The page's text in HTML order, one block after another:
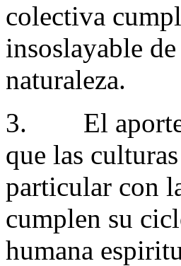
colectiva
insoslayable
naturaleza.
3. El aporte
que las
particular con
cumplen su
humana